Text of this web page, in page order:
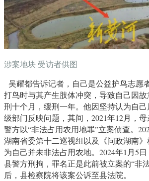
涉案地块 受访者供图
吴耀都告诉记者，自己是公益护鸟志愿
打鸟时与其产生肢体冲突，导致自己因
刑十个月，缓刑一年。他因坚持认为自
级部门反映问题，其间，2021年12月，
警方以“非法占用农用地罪”立案侦查。
湖南省委第十二巡视组以及《问政湖南
为自己并未非法占用农地。2024年1月5
县警方刑拘，罪名正是此前被立案的“非
后，县检察院将该案公诉至县法院。